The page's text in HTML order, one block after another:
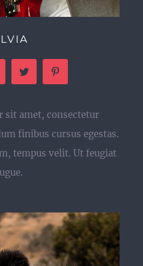
sit amet, consectetur
finibus cursus egestas.
tempus velit. Ut feugiat